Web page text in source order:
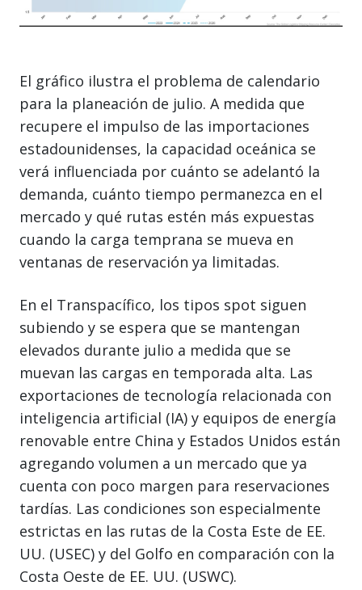
El gráfico ilustra el problema de calendario
para la planeación de julio. A medida que
recupere el impulso de las importaciones
estadounidenses, la capacidad oceánica se
verá influenciada por cuánto se adelantó la
demanda, cuánto tiempo permanezca en el
mercado y qué rutas estén más expuestas
cuando la carga temprana se mueva en
ventanas de reservación ya limitadas.
En el Transpacífico, los tipos spot siguen
subiendo y se espera que se mantengan
elevados durante julio a medida que se
muevan las cargas en temporada alta. Las
exportaciones de tecnología relacionada con
inteligencia artificial (IA) y equipos de energía
renovable entre China y Estados Unidos están
agregando volumen a un mercado que ya
cuenta con poco margen para reservaciones
tardías. Las condiciones son especialmente
estrictas en las rutas de la Costa Este de EE.
UU. (USEC) y del Golfo en comparación con la
Costa Oeste de EE. UU. (USWC).